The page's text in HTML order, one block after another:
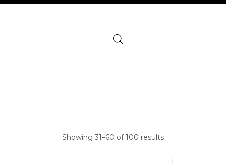
Showing 31–60 of 100 results